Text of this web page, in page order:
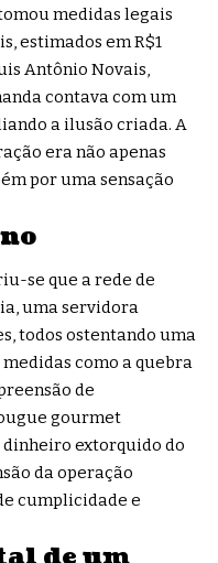
medidas legais
estimados em R$1
Antônio Novais,
contava com um
a ilusão criada. A
era não apenas
por uma sensação
se que a rede de
uma servidora
todos ostentando uma
como a quebra
de
gourmet
extorquido do
da operação
cumplicidade e